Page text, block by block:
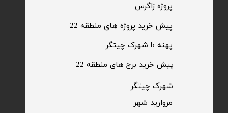
پیش خرید برج های منطقه 22
پهنه b شهرک چیتگر
پیش خرید پروژه های منطقه 22
​پروژه زاگرس
​شهرک چیتگر
مروارید شهر​​​​​​​